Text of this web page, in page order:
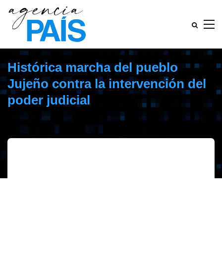
Histórica marcha del pueblo
Jujeño contra la intervención del
poder judicial